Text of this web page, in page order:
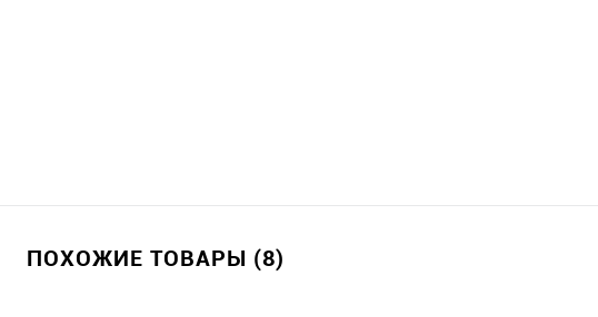
ПОХОЖИЕ ТОВАРЫ (8)